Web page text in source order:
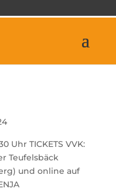
Uhr TICKETS VVK:
Teufelsbäck
und online auf